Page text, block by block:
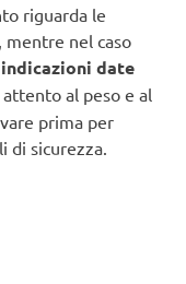
riguarda le
mentre nel caso
indicazioni date
attento al peso e al
prima per
sicurezza.